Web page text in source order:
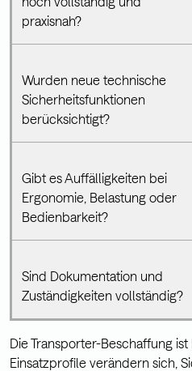
praxisnah?
Wurden neue technische
Sicherheitsfunktionen
berücksichtigt?
Gibt es Auffälligkeiten bei
Ergonomie, Belastung oder
Bedienbarkeit?
Sind Dokumentation und
Zuständigkeiten vollständig?
Die Transporter-Beschaffung
Einsatzprofile verändern sich,